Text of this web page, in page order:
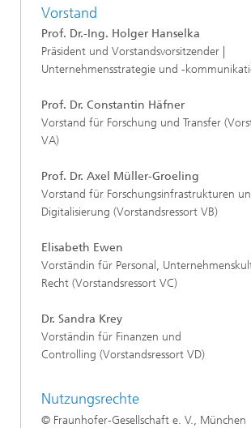
Vorstand
Prof. Dr.-Ing. Holger Hanselka
Präsident und Vorstandsvorsitzender |
Unternehmensstrategie und -
Prof. Dr. Constantin Häfner
Vorstand für Forschung und Transfer
VA)
Prof. Dr. Axel Müller-Groeling
Vorstand für Forschungsinfrastrukturen
Digitalisierung (Vorstandsressort VB)
Elisabeth Ewen
Vorständin für Personal,
Recht (Vorstandsressort VC)
Dr. Sandra Krey
Vorständin für Finanzen und
Controlling (Vorstandsressort VD)
Nutzungsrechte
© Fraunhofer-Gesellschaft e. V., München